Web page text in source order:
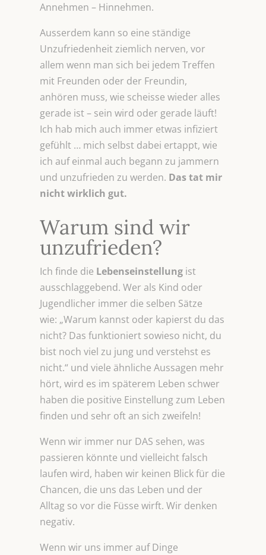
Annehmen – Hinnehmen.
Ausserdem kann so eine ständige
Unzufriedenheit ziemlich nerven, vor
allem wenn man sich bei jedem Treffen
mit Freunden oder der Freundin,
anhören muss, wie scheisse wieder alles
gerade ist – sein wird oder gerade läuft!
Ich hab mich auch immer etwas infiziert
gefühlt … mich selbst dabei ertappt, wie
ich auf einmal auch begann zu jammern
und unzufrieden zu werden. Das tat mir
nicht wirklich gut.
Warum sind wir
unzufrieden?
Ich finde die Lebenseinstellung ist
ausschlaggebend. Wer als Kind oder
Jugendlicher immer die selben Sätze
wie: „Warum kannst oder kapierst du das
nicht? Das funktioniert sowieso nicht, du
bist noch viel zu jung und verstehst es
nicht.“ und viele ähnliche Aussagen mehr
hört, wird es im späterem Leben schwer
haben die positive Einstellung zum Leben
finden und sehr oft an sich zweifeln!
Wenn wir immer nur DAS sehen, was
passieren könnte und vielleicht falsch
laufen wird, haben wir keinen Blick für die
Chancen, die uns das Leben und der
Alltag so vor die Füsse wirft. Wir denken
negativ.
Wenn wir uns immer auf Dinge